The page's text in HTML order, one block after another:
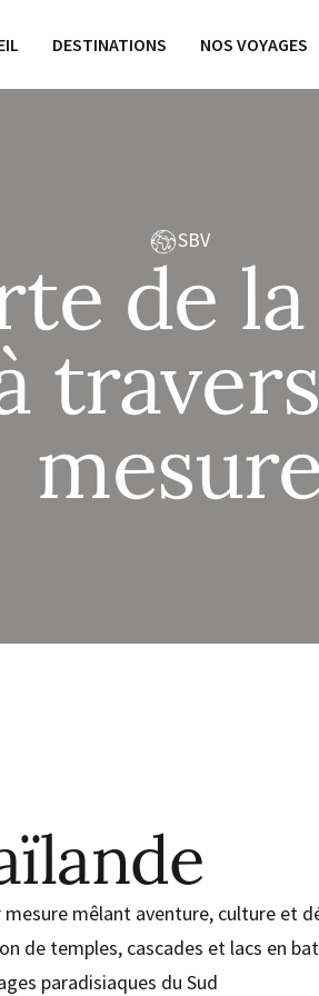
DESTINATIONS NOS VOYAGES
SBV
de
mesure
mêlant aventure, culture et
de temples, cascades et lacs en
paradisiaques du Sud